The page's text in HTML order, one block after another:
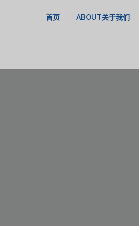
首页 ABOUT关于我们